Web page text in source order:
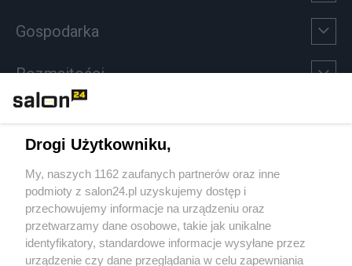
Gospodarka
Rozmaitości
Sport
Społeczeństwo
Kultura
Drogi Użytkowniku,
My, naszych 1162 zaufanych partnerów oraz inne
podmioty z salon24.pl uzyskujemy dostęp i
przechowujemy informacje na urządzeniu oraz
przetwarzamy dane osobowe, takie jak unikalne
identyfikatory, standardowe informacje wysyłane przez
urządzenie czy dane przeglądania w celu zapewniania